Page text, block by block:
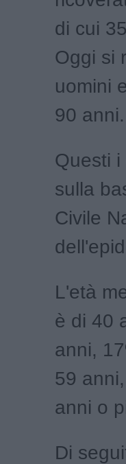
di cui
Oggi si
uomini
90 anni.
Questi
sulla
Civile
L'età
è di 40
anni,
59
anni o
Di